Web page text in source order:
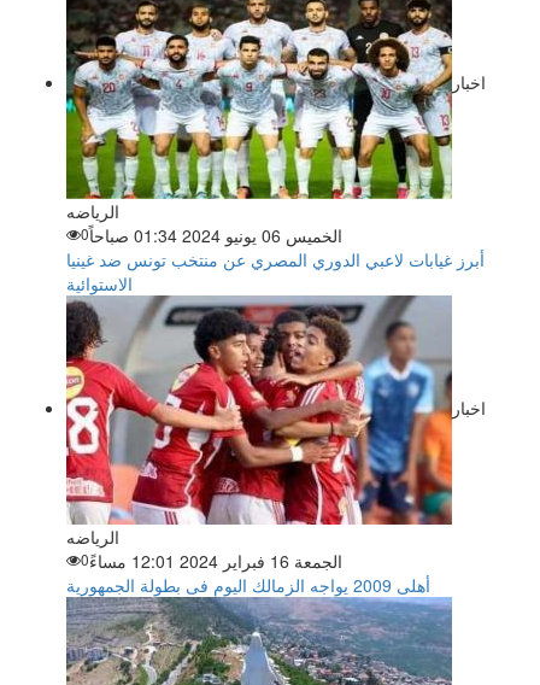
اخبار
الرياضه
الخميس 06 يونيو 2024 01:34 صباحاً
0
أبرز غيابات لاعبي الدوري المصري عن منتخب تونس ضد غينيا
الاستوائية
اخبار
الرياضه
الجمعة 16 فبراير 2024 12:01 مساءً
0
أهلى 2009 يواجه الزمالك اليوم فى بطولة الجمهورية